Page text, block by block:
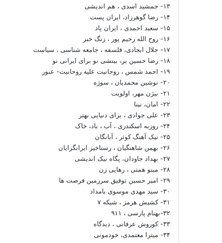
۱۳- جمشید اسدی ، هم اندیشی
۱۴- رضا گوهرزاد، ایران پست
۱۵- سعید احمدی ، ایران پاد
۱۶- روح الله رحیم پور ، زنگ خبر
۱۷- جلال ایجادی، فلسفه ، جامعه شناسی ، سیاست
۱۸- رضا حسین بر، بینشی نو برای ایرانی نو
۱۹- احمد شمس ، روحانیت علیه روحانیت- عبور
۲۰- نوشین محمدیان ، سوژه
۲۱- بیژن مهر، اولویت
۲۲- امان، نینا
۲۳- علی جوادی ، برای دنیایی بهتر
۲۴- روزبه اسکندری ، آب ، باد، خاک
۲۵- نیک آهنگ کوثر ، آبانگان
۲۶- بهمن شاهنگیان ، رستاخیز ایرانگرایان
۲۷- بهداد جاودان، پگاه نیک اندیشی
۲۸- مینو همتی ، رهایی زن
۲۹- امیر حسین توفیق سرزمین فرصت ها
۳۰- سید مهدی موسوی بامداد
۳۱- کشیش هرمز ، شبکه ۷
۳۲-بهنام پارسی ، ۹۱۱
۳۳- کوروش عرفانی ، دیدگاه
۳۴- میترا معتمدی، خودمونی